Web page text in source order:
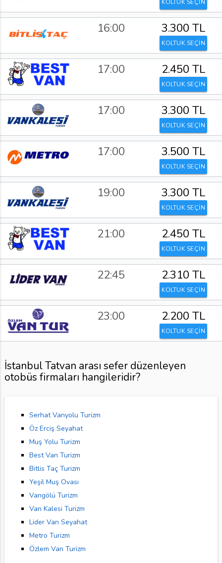
KOLTUK SEÇİN
16:00 3.300 TL
KOLTUK SEÇİN
17:00 2.450 TL
KOLTUK SEÇİN
17:00 3.300 TL
KOLTUK SEÇİN
17:00 3.500 TL
KOLTUK SEÇİN
19:00 3.300 TL
KOLTUK SEÇİN
21:00 2.450 TL
KOLTUK SEÇİN
22:45 2.310 TL
KOLTUK SEÇİN
23:00 2.200 TL
KOLTUK SEÇİN
İstanbul Tatvan arası sefer düzenleyen
otobüs firmaları hangileridir?
Serhat Vanyolu Turizm
Öz Erciş Seyahat
Muş Yolu Turizm
Best Van Turizm
Bitlis Taç Turizm
Yeşil Muş Ovası
Vangölü Turizm
Van Kalesi Turizm
Lider Van Seyahat
Metro Turizm
Özlem Van Turizm